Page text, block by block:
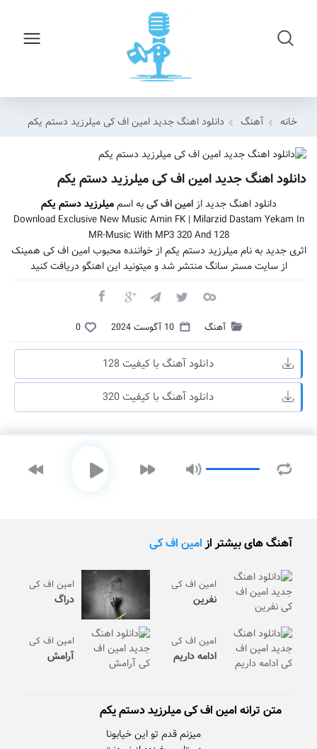
خانه آهنگ دانلود اهنگ جدید امین اف کی میلرزید دستم یکم
دانلود اهنگ جدید امین اف کی میلرزید دستم یکم
دانلود اهنگ جدید ازامین اف کیبه اسممیلرزید دستم یکم
Download Exclusive New Music Amin FK | Milarzid Dastam Yekam In
MR-Music With MP3 320 And 128
اثری جدید به نام میلرزید دستم یکم از خواننده محبوب امین اف کی همینک
از سایت مستر سانگ منتشر شد و میتونید این اهنگو دریافت کنید
آهنگ 10 آگوست 2024 0
دانلود آهنگ با کیفیت 128
دانلود آهنگ با کیفیت 320
آهنگ های بیشتر ازامین اف کی
امین اف کی
نفرین
امین اف کی
دراگ
امین اف کی
ادامه داریم
امین اف کی
آرامش
متن ترانه امین اف کی میلرزید دستم یکم